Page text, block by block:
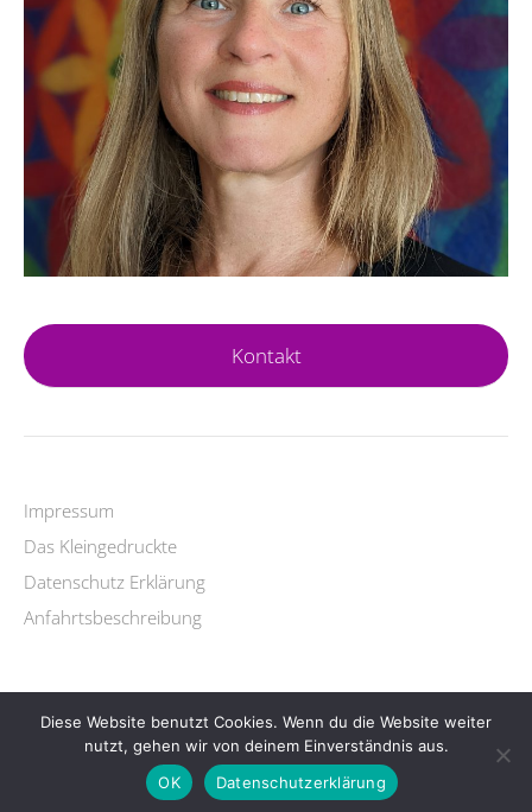
Kontakt
Impressum
Das Kleingedruckte
Datenschutz Erklärung
Anfahrtsbeschreibung
Copyright © 2026 Yogalehrer Ausbildung.
LifestyleWordPress Theme by themehit.com
Diese Website benutzt Cookies. Wenn du die Website weiter
nutzt, gehen wir von deinem Einverständnis aus.
OK
Datenschutzerklärung